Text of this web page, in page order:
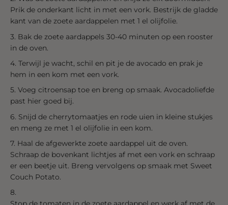
Prik de onderkant licht in met een vork. Bestrijk de gladde
kant van de zoete aardappelen met 1 el olijfolie.
Bak de zoete aardappels 30-40 minuten op een rooster
in de oven.
Terwijl je wacht, schil en pit je de avocado en prak je
hem in een kom met een vork.
Voeg citroensap toe en breng op smaak. Avocadoliefde
past hier goed bij.
Snijd de cherrytomaatjes en rode uien in kleine stukjes
en meng ze met 1 el olijfolie in een kom.
Haal de afgewerkte zoete aardappel uit de oven.
Schraap de bovenkant lichtjes af met een vork en schraap
er een beetje uit. Breng vervolgens op smaak met Sweet
Couch Potato.